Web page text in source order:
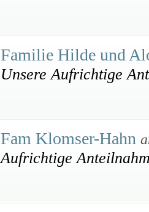
Familie Hilde und
Unsere Aufrichtige
Fam Klomser-Hahn
Aufrichtige